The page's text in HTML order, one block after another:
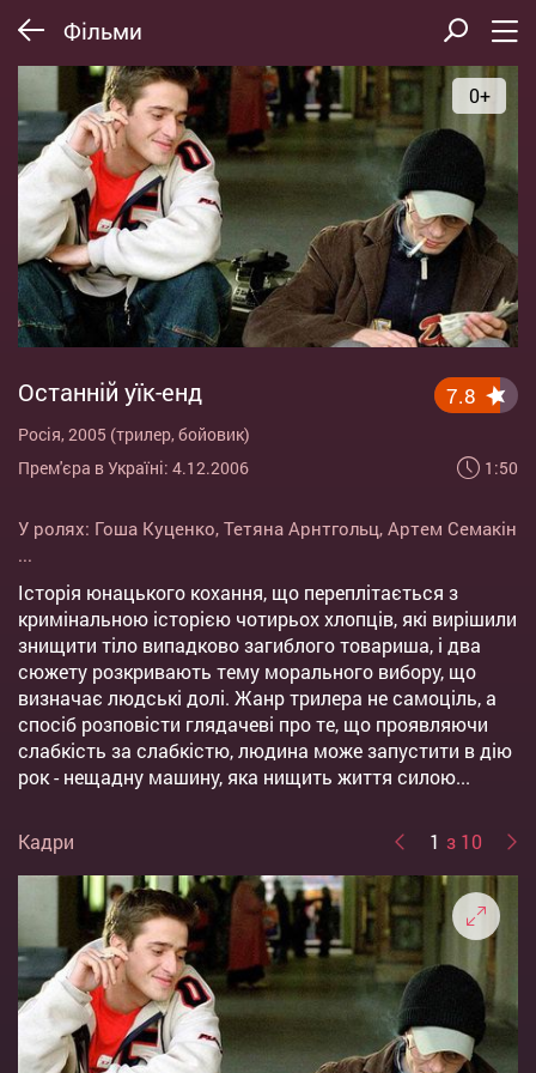
Фільми
0+
Останній уїк-енд
Росія, 2005 (трилер, бойовик)
Прем'єра в Україні: 4.12.2006
7.8
1:50
У ролях: Гоша Куценко, Тетяна Арнтгольц, Артем Семакін
...
Історія юнацького кохання, що переплітається з
кримінальною історією чотирьох хлопців, які вирішили
знищити тіло випадково загиблого товариша, і два
сюжету розкривають тему морального вибору, що
визначає людські долі. Жанр трилера не самоціль, а
спосіб розповісти глядачеві про те, що проявляючи
слабкість за слабкістю, людина може запустити в дію
рок - нещадну машину, яка нищить життя силою...
Кадри 1 з 10